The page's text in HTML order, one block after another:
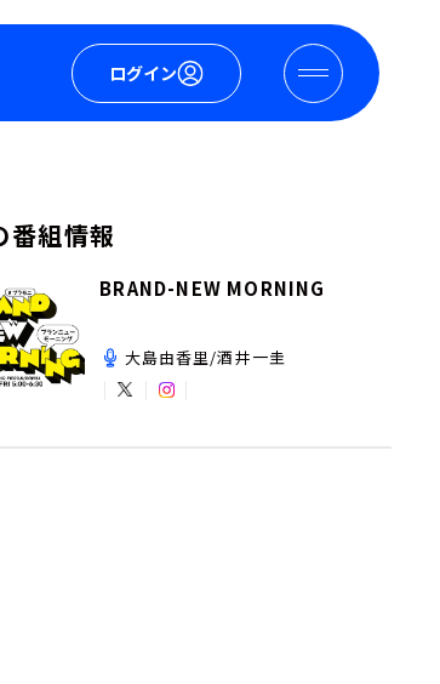
ログイン
番組情報
BRAND-NEW MORNING
大島由香里/酒井一圭